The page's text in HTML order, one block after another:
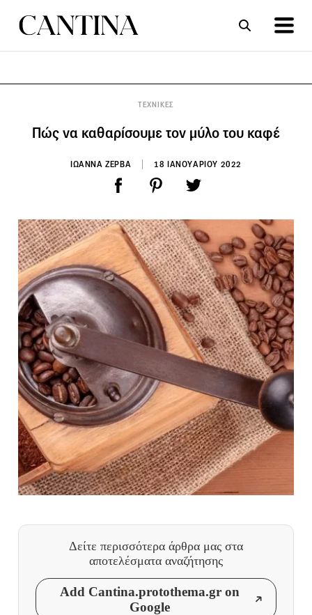
ΤΕΧΝΙΚΕΣ
Πώς να καθαρίσουμε τον μύλο του καφέ
ΙΩΑΝΝΑ ΖΕΡΒΑ 18 ΙΑΝΟΥΑΡΙΟΥ 2022
Δείτε περισσότερα άρθρα μας στα
αποτελέσματα αναζήτησης
Add Cantina.protothema.gr on
Google